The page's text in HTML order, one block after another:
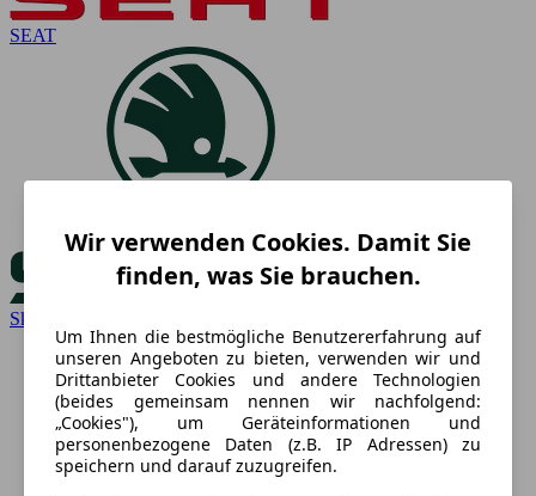
SEAT
Skoda
Wir verwenden Cookies. Damit Sie
finden, was Sie brauchen.
Um Ihnen die bestmögliche Benutzererfahrung auf
unseren Angeboten zu bieten, verwenden wir und
Drittanbieter Cookies und andere Technologien
(beides gemeinsam nennen wir nachfolgend:
„Cookies"), um Geräteinformationen und
personenbezogene Daten (z.B. IP Adressen) zu
speichern und darauf zuzugreifen.